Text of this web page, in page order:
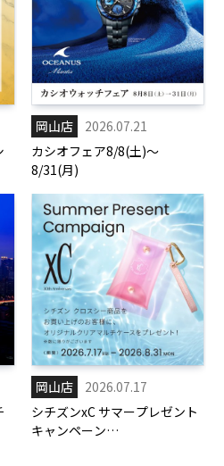
岡山店
2026.07.21
カシオフェア8/8(土)～
8/31(月)
岡山店
2026.07.17
シチズンxC サマープレゼント
キャンペーン